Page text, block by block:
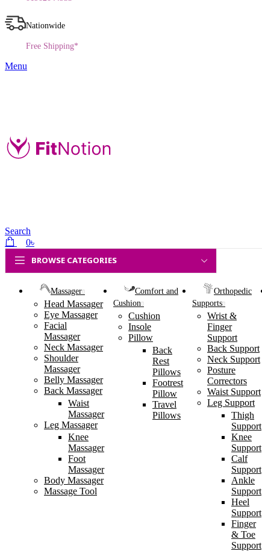
Nationwide
Free Shipping*
Menu
Search
0৳
BROWSE CATEGORIES
Massager
Head Massager
Eye Massager
Facial
Massager
Neck Massager
Shoulder
Massager
Belly Massager
Back Massager
Waist
Massager
Leg Massager
Knee
Massager
Foot
Massager
Body Massager
Massage Tool
Comfort and
Cushion
Cushion
Insole
Pillow
Back
Rest
Pillows
Footrest
Pillow
Travel
Pillows
Orthopedic
Supports
Wrist &
Finger
Support
Back Support
Neck Support
Posture
Correctors
Waist Support
Leg Support
Thigh
Support
Knee
Support
Calf
Support
Ankle
Support
Heel
Support
Finger
& Toe
Support